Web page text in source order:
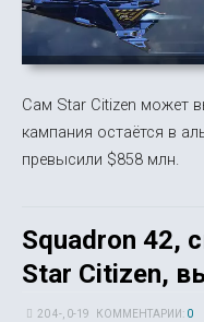
Сам Star Citizen может
кампания остаётся в
превысили $858 млн.
Squadron 42,
Star Citizen,
20 4-, 0-19 КОММЕНТАРИИ: 0